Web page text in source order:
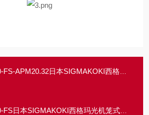
APM20.32日本SIGMAKOKI西格玛光机物镜适配器
日本SIGMAKOKI西格玛光机笼式用调焦平台